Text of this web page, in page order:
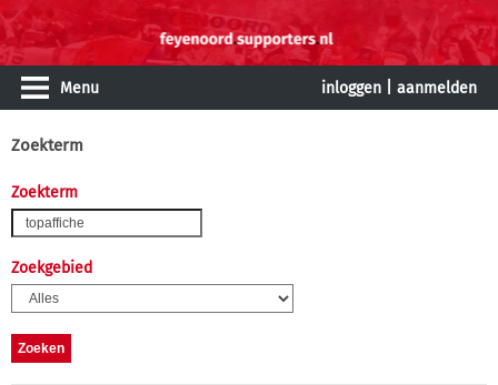
Menu inloggen aanmelden
Zoekterm
Zoekterm
Zoekgebied